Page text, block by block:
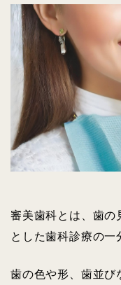
審美歯科とは、歯の
とした歯科診療の一
歯の色や形、歯並び